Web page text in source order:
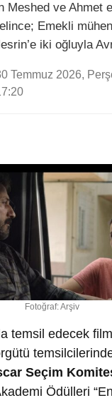
Meshed ve Ahmet
Emekli
iki oğluyla
Temmuz 2026,
Fotoğraf: Arşiv
temsil edecek
Seçim
Ödülleri